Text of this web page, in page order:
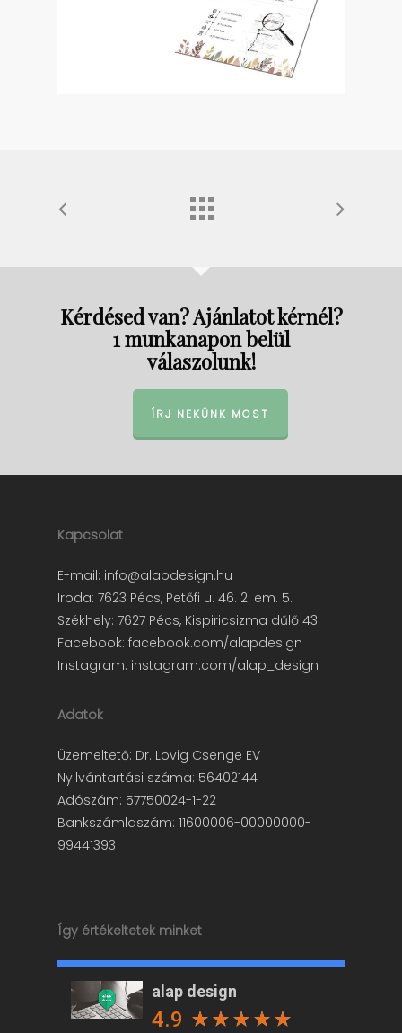
Kérdésed van? Ajánlatot kérnél?
1 munkanapon belül
válaszolunk!
ÍRJ NEKÜNK MOST
Kapcsolat
E-mail: info@alapdesign.hu
Iroda: 7623 Pécs, Petőfi u. 46. 2. em. 5.
Székhely: 7627 Pécs, Kispiricsizma dűlő 43.
Facebook: facebook.com/alapdesign
Instagram: instagram.com/alap_design
Adatok
Üzemeltető: Dr. Lovig Csenge EV
Nyilvántartási száma: 56402144
Adószám: 57750024-1-22
Bankszámlaszám: 11600006-00000000-
99441393
Így értékeltetek minket
alap design
4.9